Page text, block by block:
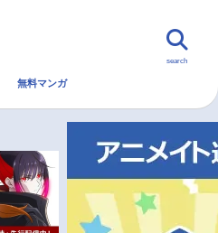
無料マンガ
search
無料マンガ